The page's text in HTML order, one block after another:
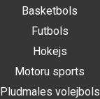
Basketbols
Futbols
Hokejs
Motoru sports
Pludmales volejbols